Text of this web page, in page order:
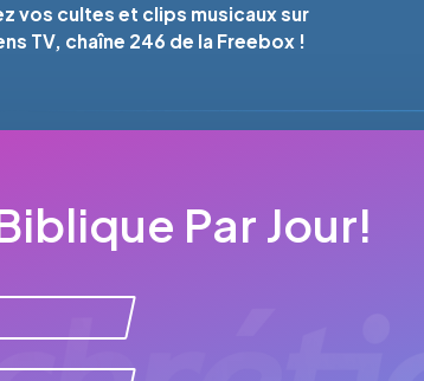
vos cultes et clips musicaux sur
TV, chaîne 246 de la Freebox !
Par Jour!